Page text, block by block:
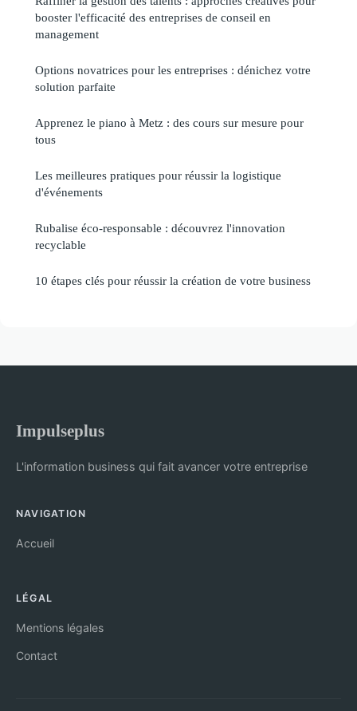
booster l'efficacité des entreprises de conseil en
management
Options novatrices pour les entreprises : dénichez votre
solution parfaite
Apprenez le piano à Metz : des cours sur mesure pour
tous
Les meilleures pratiques pour réussir la logistique
d'événements
Rubalise éco-responsable : découvrez l'innovation
recyclable
10 étapes clés pour réussir la création de votre business
Impulseplus
L'information business qui fait avancer votre entreprise
NAVIGATION
Accueil
LÉGAL
Mentions légales
Contact